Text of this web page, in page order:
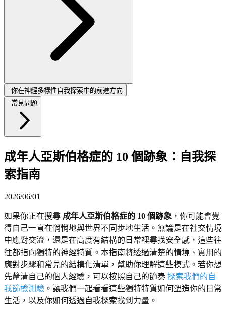
你在神經多樣性自我探索中的前進方向
常見問題
成年人亞斯伯格症的 10 個跡象：自我探
索指南
2026/06/01
如果你正在搜尋 成年人亞斯伯格症的 10 個跡象 ，你可能會覺
得自己一直在悄悄地與世界不同步地生活。無論是在社交情境
中應對交流，還是在高度有結構的日常裡尋找安全感，這些往
往都指向獨特的神經特質。本指南將透過清楚的情境、實用的
應對步驟和常見的結構化清單，幫助你理解這些模式。若你想
先釐清自己的個人經驗，可以按照自己的節奏 探索我們的自
我篩檢測驗 。讓我們一起看看這些獨特特質如何塑造你的日常
生活，以及你如何透過自我探索找到力量。